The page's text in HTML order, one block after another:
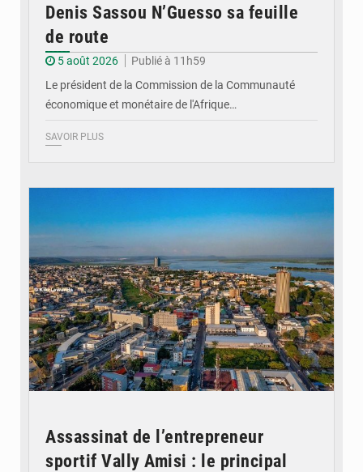
Denis Sassou N’Guesso sa feuille
de route
5 août 2026
Publié à 11h59
Le président de la Commission de la Communauté
économique et monétaire de l'Afrique…
SAVOIR PLUS
Assassinat de l’entrepreneur
sportif Vally Amisi : le principal